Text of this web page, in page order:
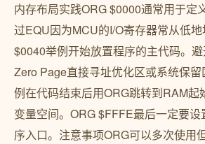
内存布局实践ORG $0000通常用于定
过EQU因为MCU的I/O寄存器常从低
$0040举例开始放置程序的主代码。
Zero Page直接寻址优化区或系统保
例在代码结束后用ORG跳转到RAM起
变量空间。ORG $FFFE最后一定要
序入口。注意事项ORG可以多次使用